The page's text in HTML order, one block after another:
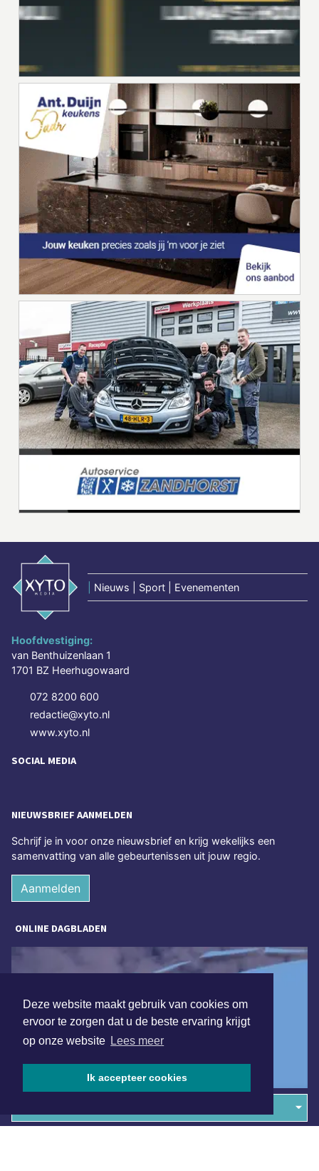
Deze website maakt gebruik van cookies om
ervoor te zorgen dat u de beste ervaring krijgt
op onze website Lees meer
Ik accepteer cookies
Nieuws | Sport | Evenementen
Hoofdvestiging:
van Benthuizenlaan 1
1701 BZ Heerhugowaard
072 8200 600
redactie@xyto.nl
www.xyto.nl
SOCIAL MEDIA
NIEUWSBRIEF AANMELDEN
Schrijf je in voor onze nieuwsbrief en krijg wekelijks een
samenvatting van alle gebeurtenissen uit jouw regio.
Aanmelden
ONLINE DAGBLADEN